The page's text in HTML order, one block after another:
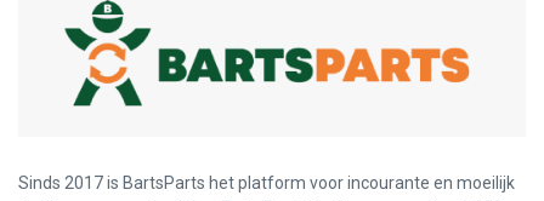
Sinds 2017 is BartsParts het platform voor incourante en moeilijk